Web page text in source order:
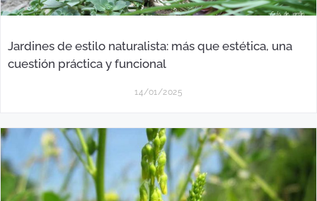
Jardines de estilo naturalista: más que estética, una
cuestión práctica y funcional
14/01/2025